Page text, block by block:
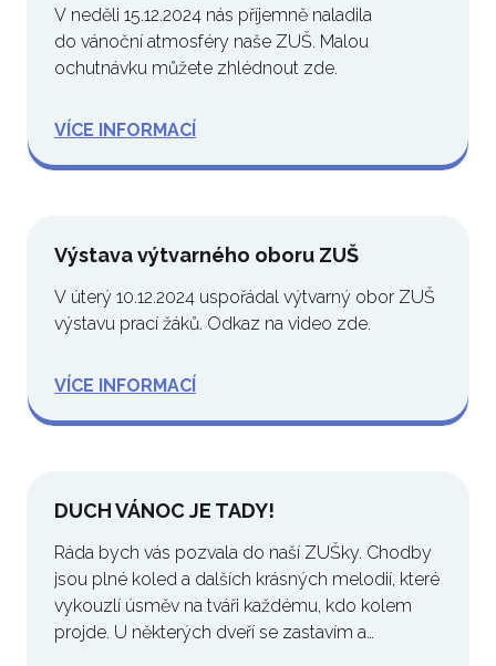
V neděli 15.12.2024 nás příjemně naladila
do vánoční atmosféry naše ZUŠ. Malou
ochutnávku můžete zhlédnout zde.
VÍCE INFORMACÍ
Výstava výtvarného oboru ZUŠ
V úterý 10.12.2024 uspořádal výtvarný obor ZUŠ
výstavu prací žáků. Odkaz na video zde.
VÍCE INFORMACÍ
DUCH VÁNOC JE TADY!
Ráda bych vás pozvala do naší ZUŠky. Chodby
jsou plné koled a dalších krásných melodií, které
vykouzlí úsměv na tváři každému, kdo kolem
projde. U některých dveří se zastavím a…